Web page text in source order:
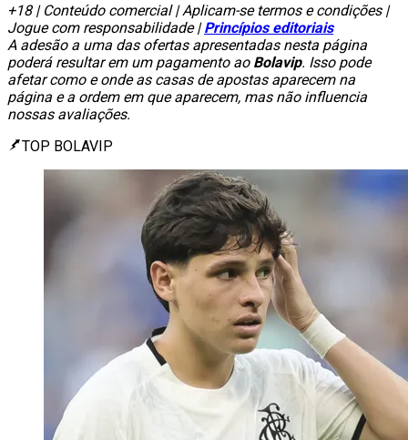
+18 | Conteúdo comercial | Aplicam-se termos e condições |
Jogue com responsabilidade |Princípios editoriais
A adesão a uma das ofertas apresentadas nesta página
poderá resultar em um pagamento ao Bolavip. Isso pode
afetar como e onde as casas de apostas aparecem na
página e a ordem em que aparecem, mas não influencia
nossas avaliações.
TOP BOLAVIP